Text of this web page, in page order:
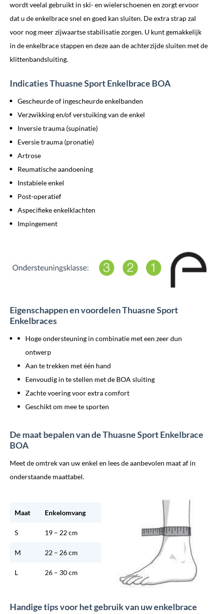
wordt veelal gebruikt in ski- en wielerschoenen en zorgt ervoor
dat u de enkelbrace snel en goed kan sluiten. De extra strap zal
voor nog meer zijwaartse stabilisatie zorgen. U kunt gemakkelijk
in de enkelbrace stappen en deze aan de achterzijde sluiten met de
klittenbandsluiting.
Indicaties Thuasne Sport Enkelbrace BOA
Gescheurde of ingescheurde enkelbanden
Verzwikking en/of verstuiking van de enkel
Inversie trauma (supinatie)
Eversie trauma (pronatie)
Artrose
Reumatische aandoening
Instabiele enkel
Post-operatief
Aspecifieke enkelklachten
Impingement
Eigenschappen en voordelen Thuasne Sport
Enkelbraces
Hoge ondersteuning in combinatie met een zeer dun
ontwerp
Aan te trekken met één hand
Eenvoudig in te stellen met de BOA sluiting
Zachte voering voor extra comfort
Geschikt om mee te sporten
De maat bepalen van de Thuasne Sport Enkelbrace
BOA
Meet de omtrek van uw enkel en lees de aanbevolen maat af in
onderstaande maattabel.
Maat Enkelomvang
S 19 – 22 cm
M 22 – 26 cm
L 26 – 30 cm
Handige tips voor het gebruik van uw enkelbrace